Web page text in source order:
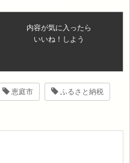
内容が気に入ったら
いいね！しよう
恵庭市 ふるさと納税